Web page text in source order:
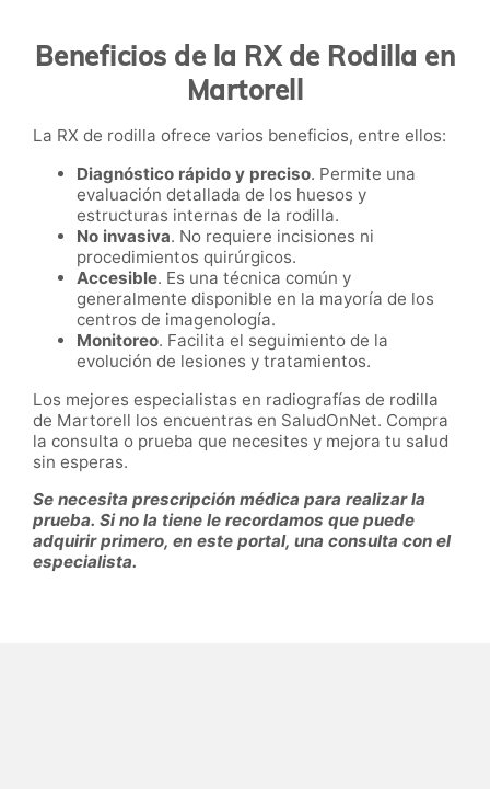
Beneficios de la RX de Rodilla en
Martorell
La RX de rodilla ofrece varios beneficios, entre ellos:
Diagnóstico rápido y preciso. Permite una
evaluación detallada de los huesos y
estructuras internas de la rodilla.
No invasiva. No requiere incisiones ni
procedimientos quirúrgicos.
Accesible. Es una técnica común y
generalmente disponible en la mayoría de los
centros de imagenología.
Monitoreo. Facilita el seguimiento de la
evolución de lesiones y tratamientos.
Los mejores especialistas en radiografías de rodilla
de Martorell los encuentras en SaludOnNet. Compra
la consulta o prueba que necesites y mejora tu salud
sin esperas.
Se necesita prescripción médica para realizar la
prueba. Si no la tiene le recordamos que puede
adquirir primero, en este portal, una consulta con el
especialista.